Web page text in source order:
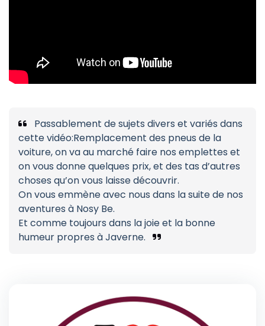
Passablement de sujets divers et variés dans
cette vidéo:Remplacement des pneus de la
voiture, on va au marché faire nos emplettes et
on vous donne quelques prix, et des tas d’autres
choses qu’on vous laisse découvrir.
On vous emmène avec nous dans la suite de nos
aventures à Nosy Be.
Et comme toujours dans la joie et la bonne
humeur propres à Javerne.